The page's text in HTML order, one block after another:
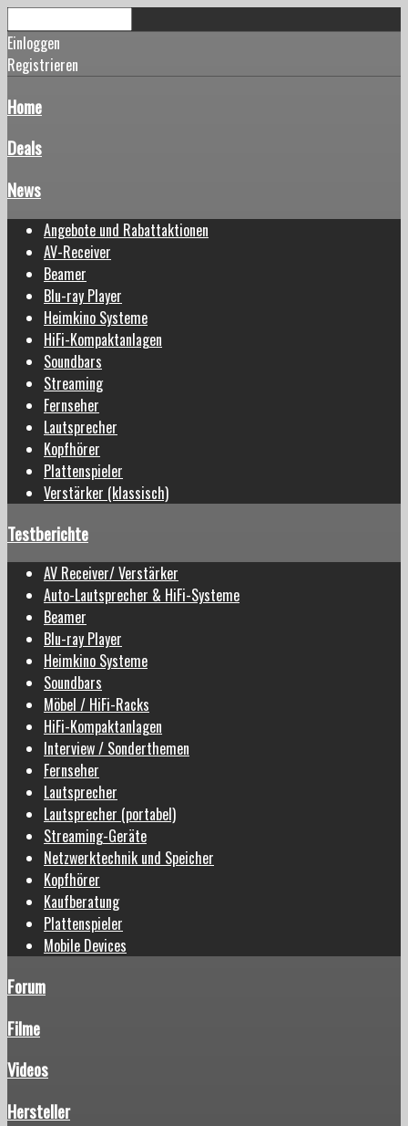
Einloggen
Registrieren
Home
Deals
News
Angebote und Rabattaktionen
AV-Receiver
Beamer
Blu-ray Player
Heimkino Systeme
HiFi-Kompaktanlagen
Soundbars
Streaming
Fernseher
Lautsprecher
Kopfhörer
Plattenspieler
Verstärker (klassisch)
Testberichte
AV Receiver/ Verstärker
Auto-Lautsprecher & HiFi-Systeme
Beamer
Blu-ray Player
Heimkino Systeme
Soundbars
Möbel / HiFi-Racks
HiFi-Kompaktanlagen
Interview / Sonderthemen
Fernseher
Lautsprecher
Lautsprecher (portabel)
Streaming-Geräte
Netzwerktechnik und Speicher
Kopfhörer
Kaufberatung
Plattenspieler
Mobile Devices
Forum
Filme
Videos
Hersteller